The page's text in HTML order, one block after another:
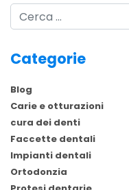
Cerca
Categorie
Blog
Carie e otturazioni
cura dei denti
Faccette dentali
Impianti dentali
Ortodonzia